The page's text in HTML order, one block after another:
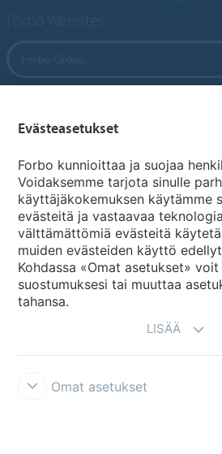
Maakohtaiset sivut
Valitse maa
Evästeasetukset
Forbo kunnioittaa ja suojaa
Voidaksemme tarjota sinulle
käyttäjäkokemuksen käytämme
evästeitä ja vastaavaa
välttämättömiä evästeitä
muiden evästeiden käyttö
Kohdassa «Omat asetukset» voit
suostumuksesi tai muuttaa
tahansa.
LISÄÄ
Omat asetukset